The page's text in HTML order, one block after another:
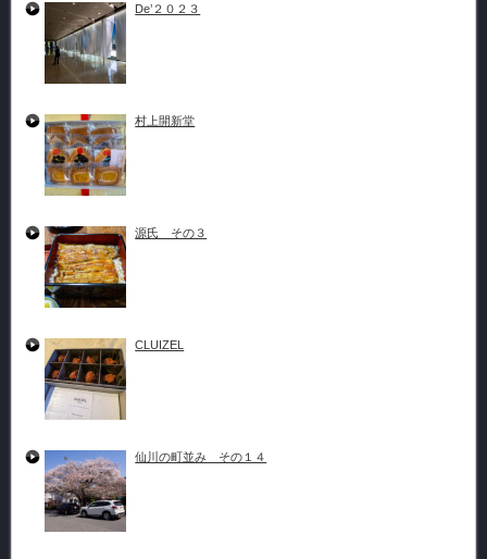
De’２０２３
村上開新堂
源氏 その３
CLUIZEL
仙川の町並み その１４